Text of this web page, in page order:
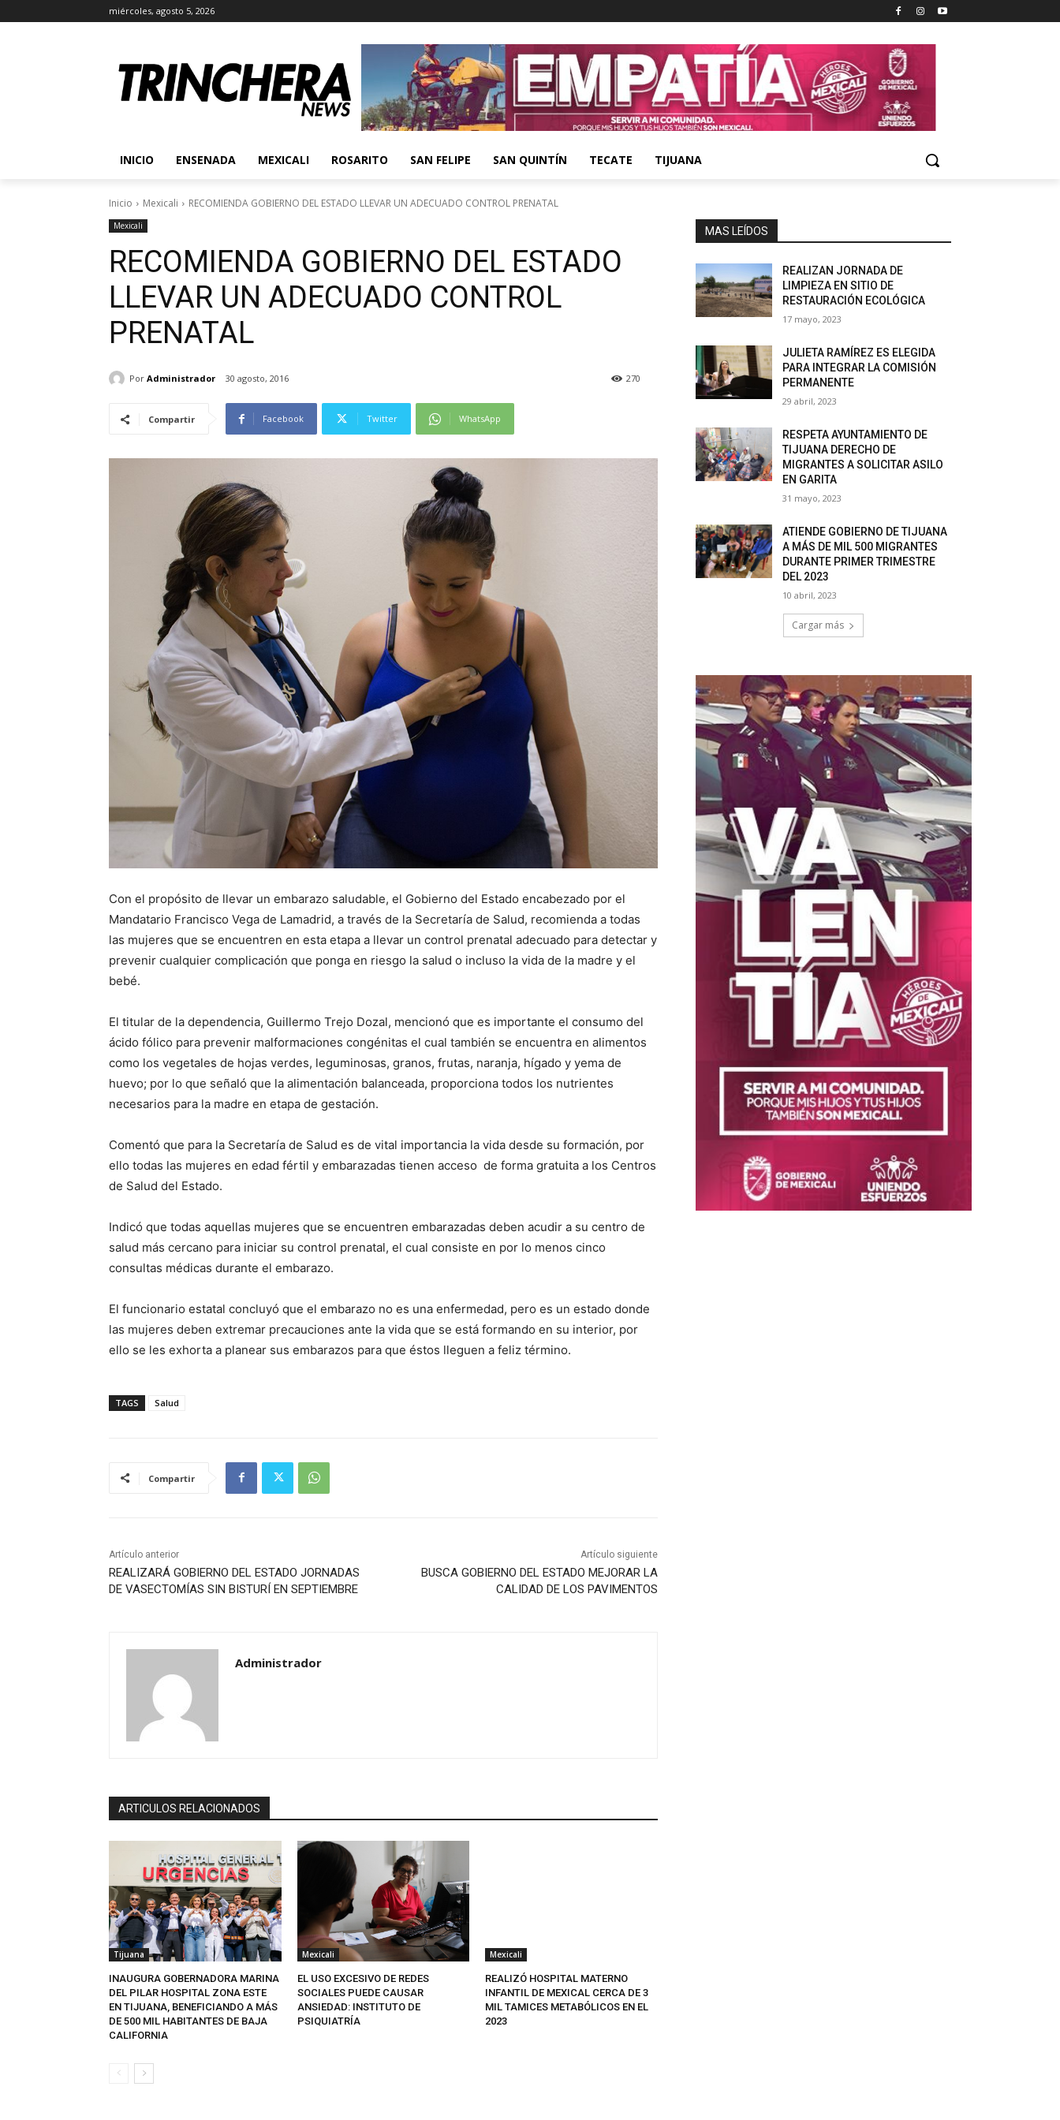
miércoles, agosto 5, 2026
INICIO ENSENADA MEXICALI ROSARITO SAN FELIPE SAN QUINTÍN TECATE TIJUANA
Inicio Mexicali RECOMIENDA GOBIERNO DEL ESTADO LLEVAR UN ADECUADO CONTROL PRENATAL
Mexicali
RECOMIENDA GOBIERNO DEL ESTADO
LLEVAR UN ADECUADO CONTROL
PRENATAL
Por Administrador 30 agosto, 2016 270
Compartir Facebook Twitter WhatsApp
Con el propósito de llevar un embarazo saludable, el Gobierno del Estado encabezado por el
Mandatario Francisco Vega de Lamadrid, a través de la Secretaría de Salud, recomienda a todas
las mujeres que se encuentren en esta etapa a llevar un control prenatal adecuado para detectar y
prevenir cualquier complicación que ponga en riesgo la salud o incluso la vida de la madre y el
bebé.
El titular de la dependencia, Guillermo Trejo Dozal, mencionó que es importante el consumo del
ácido fólico para prevenir malformaciones congénitas el cual también se encuentra en alimentos
como los vegetales de hojas verdes, leguminosas, granos, frutas, naranja, hígado y yema de
huevo; por lo que señaló que la alimentación balanceada, proporciona todos los nutrientes
necesarios para la madre en etapa de gestación.
Comentó que para la Secretaría de Salud es de vital importancia la vida desde su formación, por
ello todas las mujeres en edad fértil y embarazadas tienen acceso de forma gratuita a los Centros
de Salud del Estado.
Indicó que todas aquellas mujeres que se encuentren embarazadas deben acudir a su centro de
salud más cercano para iniciar su control prenatal, el cual consiste en por lo menos cinco
consultas médicas durante el embarazo.
El funcionario estatal concluyó que el embarazo no es una enfermedad, pero es un estado donde
las mujeres deben extremar precauciones ante la vida que se está formando en su interior, por
ello se les exhorta a planear sus embarazos para que éstos lleguen a feliz término.
TAGS Salud
Compartir
Artículo anterior
REALIZARÁ GOBIERNO DEL ESTADO JORNADAS
DE VASECTOMÍAS SIN BISTURÍ EN SEPTIEMBRE
Artículo siguiente
BUSCA GOBIERNO DEL ESTADO MEJORAR LA
CALIDAD DE LOS PAVIMENTOS
Administrador
ARTICULOS RELACIONADOS
Tijuana
INAUGURA GOBERNADORA MARINA
DEL PILAR HOSPITAL ZONA ESTE
EN TIJUANA, BENEFICIANDO A MÁS
DE 500 MIL HABITANTES DE BAJA
CALIFORNIA
Mexicali
EL USO EXCESIVO DE REDES
SOCIALES PUEDE CAUSAR
ANSIEDAD: INSTITUTO DE
PSIQUIATRÍA
Mexicali
REALIZÓ HOSPITAL MATERNO
INFANTIL DE MEXICAL CERCA DE 3
MIL TAMICES METABÓLICOS EN EL
2023
MAS LEÍDOS
REALIZAN JORNADA DE
LIMPIEZA EN SITIO DE
RESTAURACIÓN ECOLÓGICA
17 mayo, 2023
JULIETA RAMÍREZ ES ELEGIDA
PARA INTEGRAR LA COMISIÓN
PERMANENTE
29 abril, 2023
RESPETA AYUNTAMIENTO DE
TIJUANA DERECHO DE
MIGRANTES A SOLICITAR ASILO
EN GARITA
31 mayo, 2023
ATIENDE GOBIERNO DE TIJUANA
A MÁS DE MIL 500 MIGRANTES
DURANTE PRIMER TRIMESTRE
DEL 2023
10 abril, 2023
Cargar más